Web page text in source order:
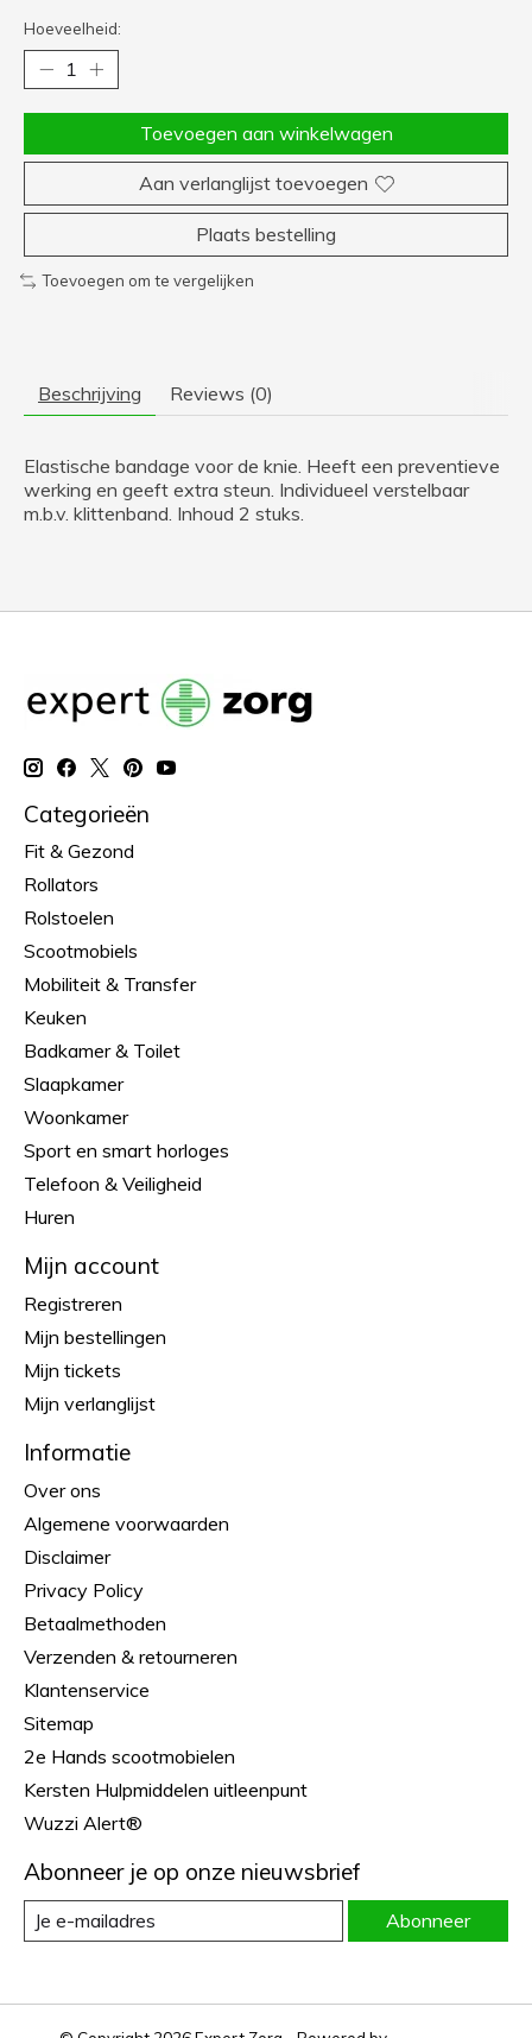
Hoeveelheid:
Toevoegen aan winkelwagen
Aan verlanglijst toevoegen
Plaats bestelling
Toevoegen om te vergelijken
Beschrijving Reviews (0)
Elastische bandage voor de knie. Heeft een preventieve
werking en geeft extra steun. Individueel verstelbaar
m.b.v. klittenband. Inhoud 2 stuks.
Categorieën
Fit & Gezond
Rollators
Rolstoelen
Scootmobiels
Mobiliteit & Transfer
Keuken
Badkamer & Toilet
Slaapkamer
Woonkamer
Sport en smart horloges
Telefoon & Veiligheid
Huren
Mijn account
Registreren
Mijn bestellingen
Mijn tickets
Mijn verlanglijst
Informatie
Over ons
Algemene voorwaarden
Disclaimer
Privacy Policy
Betaalmethoden
Verzenden & retourneren
Klantenservice
Sitemap
2e Hands scootmobielen
Kersten Hulpmiddelen uitleenpunt
Wuzzi Alert®
Abonneer je op onze nieuwsbrief
Abonneer